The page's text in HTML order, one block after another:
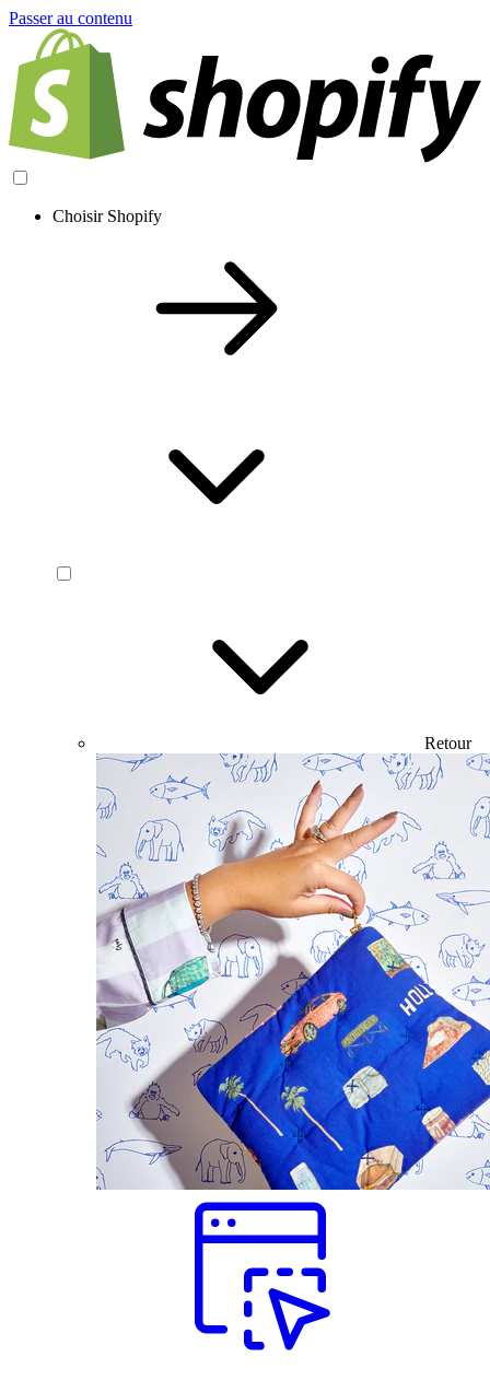
Passer au contenu
Choisir Shopify
Retour